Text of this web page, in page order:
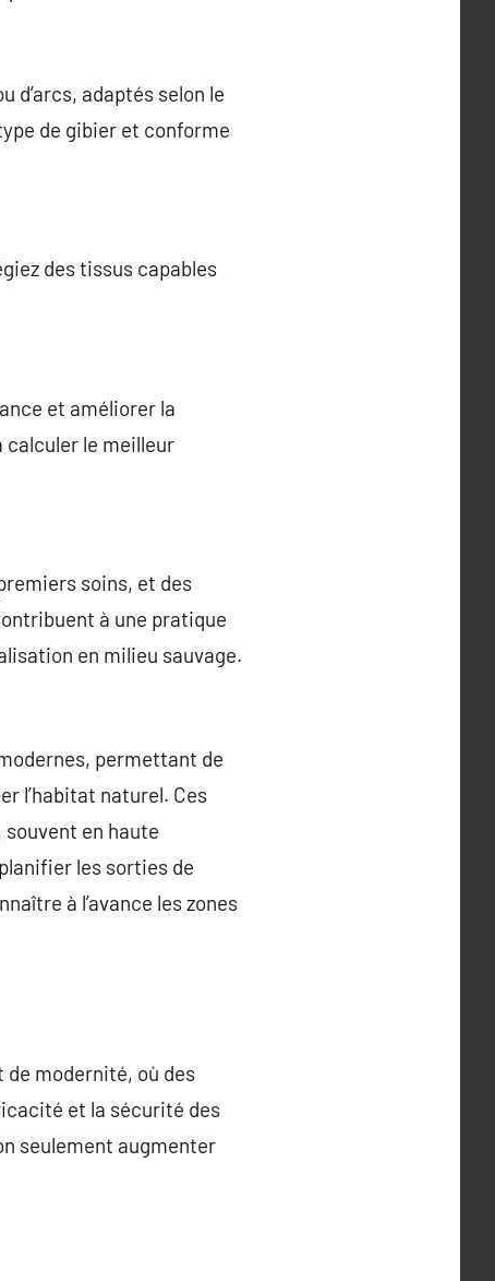
d’arcs, adaptés selon le
de gibier et conforme
des tissus capables
et améliorer la
le meilleur
soins, et des
à une pratique
en milieu sauvage.
permettant de
l’habitat naturel. Ces
en haute
les sorties de
à l’avance les zones
de modernité, où des
et la sécurité des
seulement augmenter